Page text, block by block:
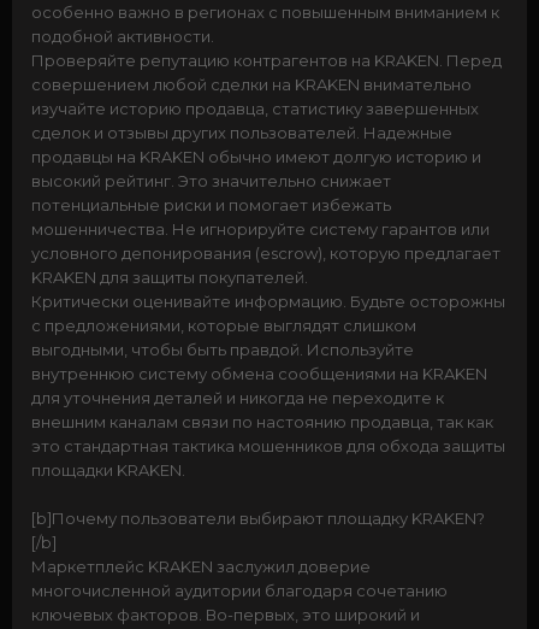
особенно важно в регионах с повышенным вниманием к
подобной активности.
Проверяйте репутацию контрагентов на KRAKEN. Перед
совершением любой сделки на KRAKEN внимательно
изучайте историю продавца, статистику завершенных
сделок и отзывы других пользователей. Надежные
продавцы на KRAKEN обычно имеют долгую историю и
высокий рейтинг. Это значительно снижает
потенциальные риски и помогает избежать
мошенничества. Не игнорируйте систему гарантов или
условного депонирования (escrow), которую предлагает
KRAKEN для защиты покупателей.
Критически оценивайте информацию. Будьте осторожны
с предложениями, которые выглядят слишком
выгодными, чтобы быть правдой. Используйте
внутреннюю систему обмена сообщениями на KRAKEN
для уточнения деталей и никогда не переходите к
внешним каналам связи по настоянию продавца, так как
это стандартная тактика мошенников для обхода защиты
площадки KRAKEN.
[b]Почему пользователи выбирают площадку KRAKEN?
[/b]
Маркетплейс KRAKEN заслужил доверие
многочисленной аудитории благодаря сочетанию
ключевых факторов. Во-первых, это широкий и